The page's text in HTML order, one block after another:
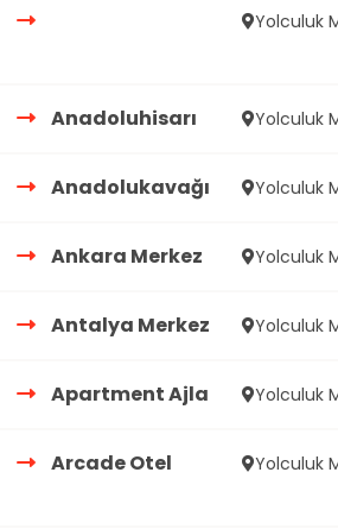
Yolculuk
Anadoluhisarı Yolculuk
Anadolukavağı Yolculuk
Ankara Merkez Yolculuk
Antalya Merkez Yolculuk
Apartment Ajla Yolculuk
Arcade Otel
Yolculuk